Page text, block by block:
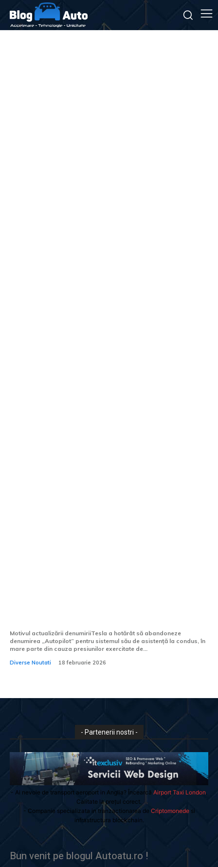
Motivul actualizării denumiriiTesla a hotărât să abandoneze
denumirea „Autopilot” pentru sistemul său de asistență la condus, în
mare parte din cauza presiunilor exercitate de...
Diverse Noutati 18 februarie 2026
- Partenerii nostri -
- Ai nevoie de transport aeroport in Anglia? Încearcă Airport Taxi London
Calitate la prețul corect.
- Companie specializata in tranzactionarea de Criptomonedesi
infrastructura blockchain.
Bun venit pe blogul Autoatu.ro !